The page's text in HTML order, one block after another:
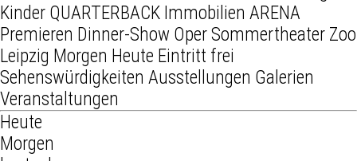
Kinder QUARTERBACK Immobilien ARENA
Premieren Dinner-Show OperSommertheater Zoo
Leipzig Morgen Heute Eintritt frei
Sehenswürdigkeiten Ausstellungen Galerien
Veranstaltungen
Heute
Morgen